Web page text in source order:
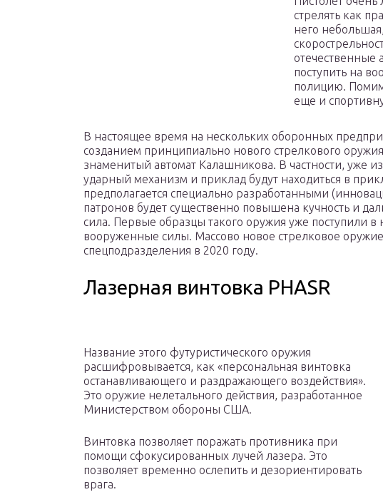
стрелять как
него
отечественные
поступить на
полицию.
еще и
В настоящее время на нескольких оборонных
созданием принципиально нового стрелкового
знаменитый автомат Калашникова. В частности, уже
ударный механизм и приклад будут находиться в
предполагается специально разработанными
патронов будет существенно повышена кучность и
сила. Первые образцы такого оружия уже поступили
вооруженные силы. Массово новое стрелковое
спецподразделения в 2020 году.
Лазерная винтовка PHASR
Название этого футуристического оружия
расшифровывается, как «персональная винтовка
останавливающего и раздражающего воздействия».
Это оружие нелетального действия, разработанное
Министерством обороны США.
Винтовка позволяет поражать противника при
помощи сфокусированных лучей лазера. Это
позволяет временно ослепить и дезориентировать
врага.